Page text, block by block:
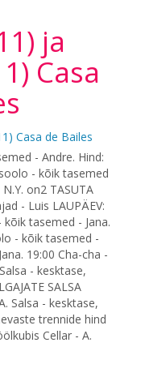
ja
Casa
- Andre. Hind:
- kõik tasemed
on2 TASUTA
- Luis LAUPÄEV:
tasemed - Jana.
- kõik tasemed -
19:00 Cha-cha -
- kesktase,
SALSA
Salsa - kesktase,
trennide hind
Cellar - A.